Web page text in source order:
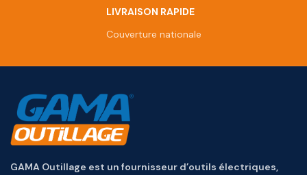
LIVRAISON RAPIDE
Couverture nationale
GAMA Outillage est un fournisseur d’outils électriques,